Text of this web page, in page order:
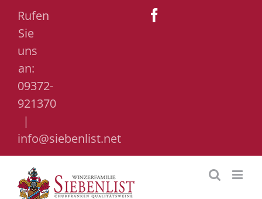
Inhalt
springen
Rufen
Sie
uns
an:
09372-
921370
|
info@siebenlist.net